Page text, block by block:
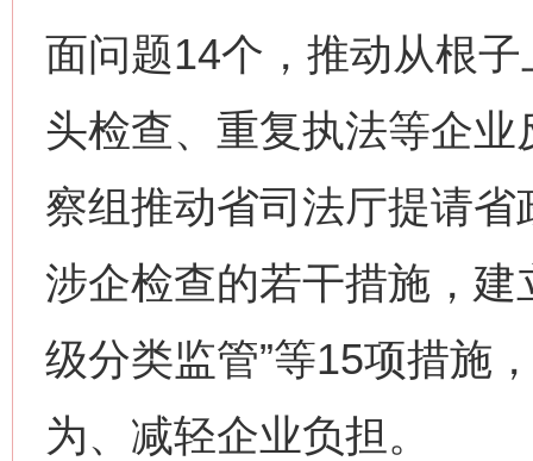
面问题14个，推动从根
头检查、重复执法等企
察组推动省司法厅提请
涉企检查的若干措施，建
级分类监管”等15项措施
为、减轻企业负担。